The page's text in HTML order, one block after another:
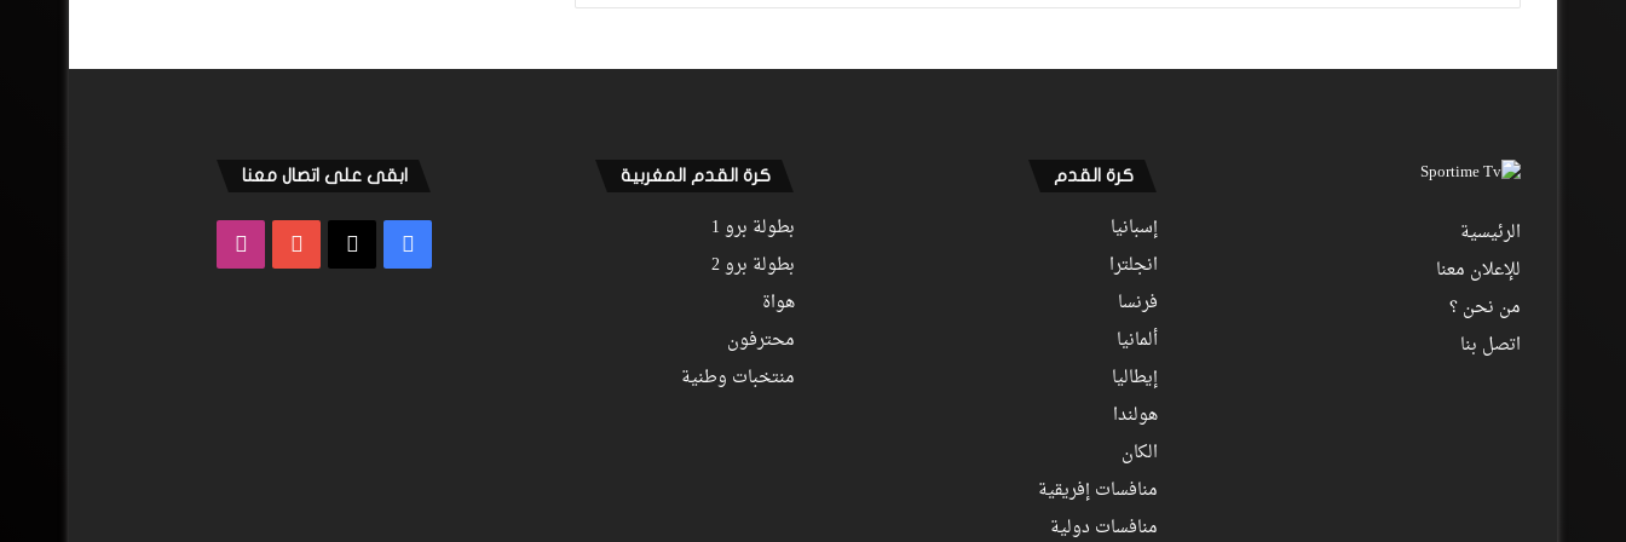
التجربة مع الوداد تلوح في الأفق
الرئيسية
للإعلان معنا
من نحن ؟
اتصل بنا
كرة القدم
إسبانيا
انجلترا
فرنسا
ألمانيا
إيطاليا
هولندا
الكان
منافسات إفريقية
منافسات دولية
كرة القدم المغربية
بطولة برو 1
بطولة برو 2
هواة
محترفون
منتخبات وطنية
ابقى على اتصال معنا
فيسبوك ‫YouTube